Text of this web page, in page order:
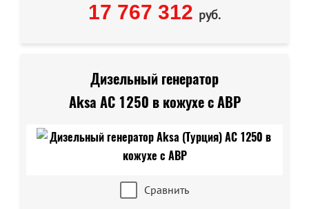
17 767 312 руб.
Дизельный генератор
Aksa AC 1250 в кожухе с АВР
Сравнить